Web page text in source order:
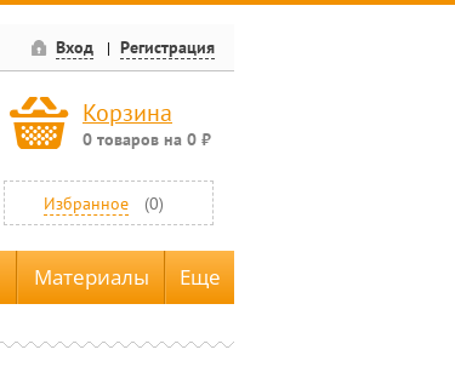
Вход Регистрация
Корзина
0 товаров на 0 ₽
Избранное (0)
Материалы Еще